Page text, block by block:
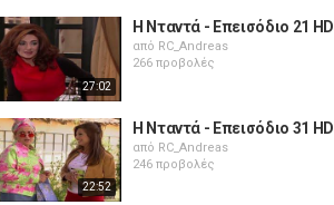
27:02
Η Νταντά - Επεισόδιο 21 HD
από RC_Andreas
266 προβολές
22:52
Η Νταντά - Επεισόδιο 31 HD
από RC_Andreas
246 προβολές